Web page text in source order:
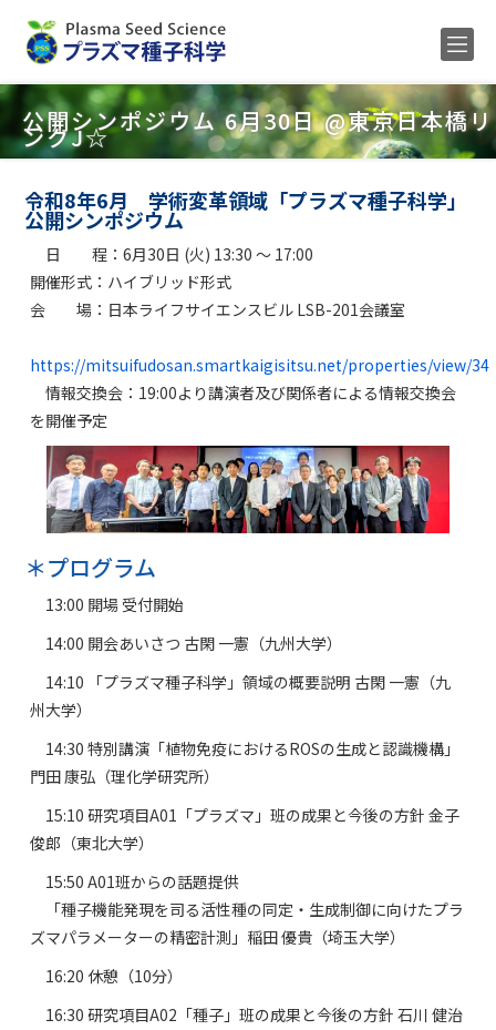
Home
メンバー
研究内容
公募
研究業績
ENGLISH
公開シンポジウム 6月30日 @東京日本橋リ
ンクJ☆
令和8年6月 学術変革領域「プラズマ種子科学」
公開シンポジウム
日 程：6月30日 (火) 13:30 ～ 17:00
開催形式：ハイブリッド形式
会 場：日本ライフサイエンスビル LSB-201会議室
https://mitsuifudosan.smartkaigisitsu.net/properties/view/34
情報交換会：19:00より講演者及び関係者による情報交換会
を開催予定
＊プログラム
13:00 開場 受付開始
14:00 開会あいさつ 古閑 一憲（九州大学）
14:10 「プラズマ種子科学」領域の概要説明 古閑 一憲（九
州大学）
14:30 特別講演「植物免疫におけるROSの生成と認識機構」
門田 康弘（理化学研究所）
15:10 研究項目A01「プラズマ」班の成果と今後の方針 金子
俊郎（東北大学）
15:50 A01班からの話題提供
「種子機能発現を司る活性種の同定・生成制御に向けたプラ
ズマパラメーターの精密計測」稲田 優貴（埼玉大学）
16:20 休憩（10分）
16:30 研究項目A02「種子」班の成果と今後の方針 石川 健治